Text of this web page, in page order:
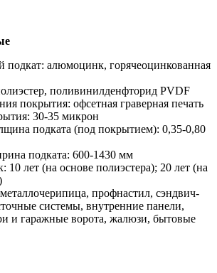
подкат: алюмоцинк, горячеоцинкованная
поливинилденфторид PVDF
покрытия: офсетная граверная печать
30-35 микрон
подката (под покрытием): 0,35-0,80
подката: 600-1430 мм
10 лет (на основе полиэстера); 20 лет (на
профнастил, сэндвич-
системы, внутренние панели,
и гаражные ворота, жалюзи, бытовые